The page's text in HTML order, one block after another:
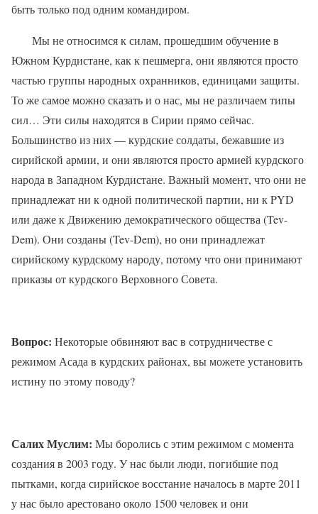
быть только под одним командиром.
Мы не относимся к силам, прошедшим обучение в
Южном Курдистане, как к пешмерга, они являются просто
частью группы народных охранников, единицами защиты.
То же самое можно сказать и о нас, мы не различаем типы
сил… Эти силы находятся в Сирии прямо сейчас.
Большинство из них — курдские солдаты, бежавшие из
сирийской армии, и они являются просто армией курдского
народа в Западном Курдистане. Важный момент, что они не
принадлежат ни к одной политической партии, ни к PYD
или даже к Движению демократического общества (Tev-
Dem). Они созданы (Tev-Dem), но они принадлежат
сирийскому курдскому народу, потому что они принимают
приказы от курдского Верховного Совета.
Вопрос: Некоторые обвиняют вас в сотрудничестве с
режимом Асада в курдских районах, вы можете установить
истину по этому поводу?
Салих Муслим: Мы боролись с этим режимом с момента
создания в 2003 году. У нас были люди, погибшие под
пытками, когда сирийское восстание началось в марте 2011
у нас было арестовано около 1500 человек и они